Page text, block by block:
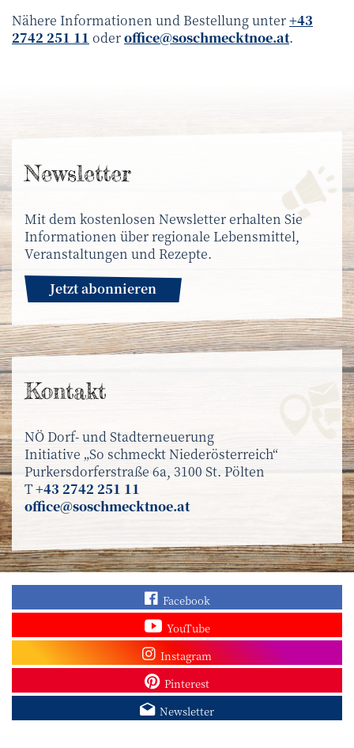
Nähere Informationen und Bestellung unter+43
2742 251 11 oderoffice@soschmecktnoe.at.
News­letter
Mit dem kostenlosen Newsletter erhalten Sie
Informationen über regionale Lebensmittel,
Veranstaltungen und Rezepte.
Jetzt abonnieren
Kontakt
NÖ Dorf- und Stadterneuerung
Initiative „So schmeckt Niederösterreich“
Purkersdorferstraße 6a, 3100 St. Pölten
T+43 2742 251 11
office@soschmecktnoe.at
Finden Sie „So
Facebook
Sehen Sie mehr
YouTube
Besuchen Sie unser
Instagram
Sieh dir unsere Pins
Pinterest
Melden Sie sich zum
Newsletter